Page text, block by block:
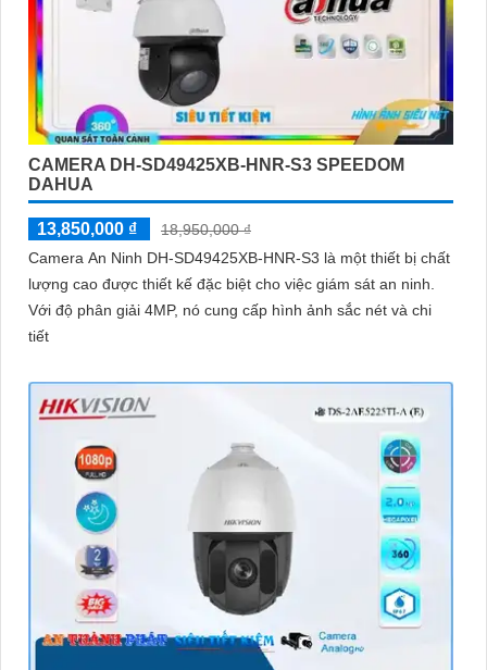
CAMERA DH-SD49425XB-HNR-S3 SPEEDOM
DAHUA
13,850,000 ₫
18,950,000 ₫
Camera An Ninh DH-SD49425XB-HNR-S3 là một thiết bị chất
lượng cao được thiết kế đặc biệt cho việc giám sát an ninh.
Với độ phân giải 4MP, nó cung cấp hình ảnh sắc nét và chi
tiết